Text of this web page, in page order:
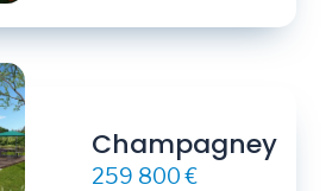
Champagney
259 800 €